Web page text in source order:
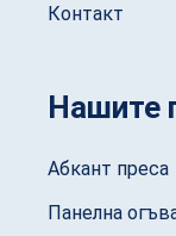
Контакт
Нашите
Абкант преса
Панелна